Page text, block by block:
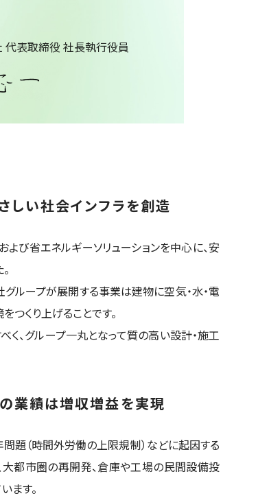
代表取締役 社長執行役員
しい社会インフラを創造
び省エネルギーソリューションを中心に、安
ループが展開する事業は建物に空気・水・電
つくり上げることです。
く、グループ一丸となって質の高い設計・施工
業績は増収増益を実現
題（時間外労働の上限規制）などに起因する
大都市圏の再開発、倉庫や工場の民間設備投
ます。